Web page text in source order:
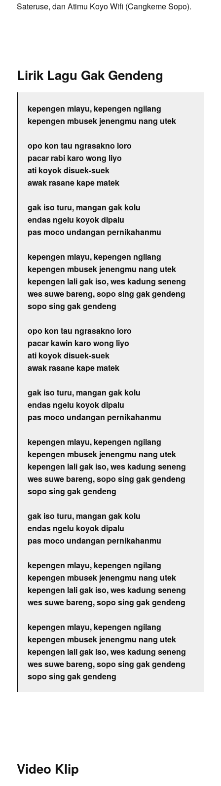
Sateruse, dan Atimu Koyo Wifi (Cangkeme Sopo).
Lirik Lagu Gak Gendeng
kepengen mlayu, kepengen ngilang
kepengen mbusek jenengmu nang utek
opo kon tau ngrasakno loro
pacar rabi karo wong liyo
ati koyok disuek-suek
awak rasane kape matek
gak iso turu, mangan gak kolu
endas ngelu koyok dipalu
pas moco undangan pernikahanmu
kepengen mlayu, kepengen ngilang
kepengen mbusek jenengmu nang utek
kepengen lali gak iso, wes kadung seneng
wes suwe bareng, sopo sing gak gendeng
sopo sing gak gendeng
opo kon tau ngrasakno loro
pacar kawin karo wong liyo
ati koyok disuek-suek
awak rasane kape matek
gak iso turu, mangan gak kolu
endas ngelu koyok dipalu
pas moco undangan pernikahanmu
kepengen mlayu, kepengen ngilang
kepengen mbusek jenengmu nang utek
kepengen lali gak iso, wes kadung seneng
wes suwe bareng, sopo sing gak gendeng
sopo sing gak gendeng
gak iso turu, mangan gak kolu
endas ngelu koyok dipalu
pas moco undangan pernikahanmu
kepengen mlayu, kepengen ngilang
kepengen mbusek jenengmu nang utek
kepengen lali gak iso, wes kadung seneng
wes suwe bareng, sopo sing gak gendeng
kepengen mlayu, kepengen ngilang
kepengen mbusek jenengmu nang utek
kepengen lali gak iso, wes kadung seneng
wes suwe bareng, sopo sing gak gendeng
sopo sing gak gendeng
Video Klip